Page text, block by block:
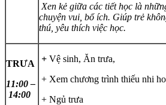
Xen kẻ giữa các tiết học là
chuyện vui, bổ ích. Giúp trẻ
thú, yêu thích việc học.
TRƯA
11:00 –
14:00
+ Vệ sinh, Ăn trưa,
+ Xem chương trình thiếu nhi
+ Ngủ trưa